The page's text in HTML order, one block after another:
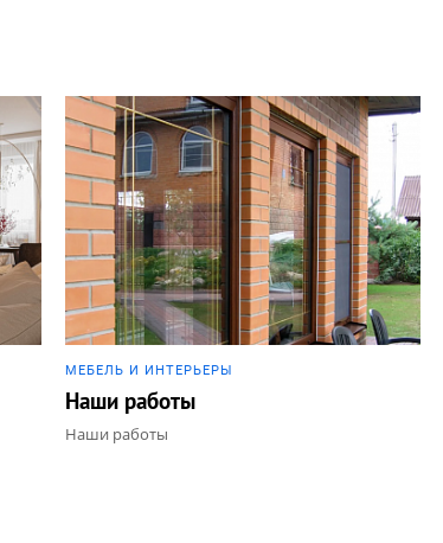
МЕБЕЛЬ И ИНТЕРЬЕРЫ
Наши работы
Наши работы